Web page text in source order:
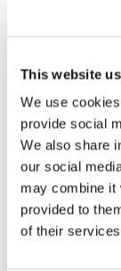
This website
We use
provide social
We also share
our social
may combine it
provided to
of their